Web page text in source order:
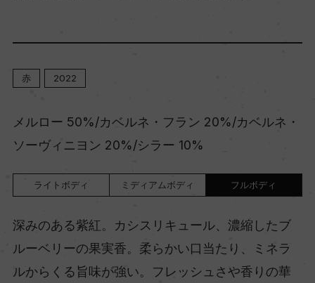
赤 2022
メルロー 50%/カベルネ・フラン 20%/カベルネ・
ソーヴィニヨン 20%/シラー 10%
ライトボディ ミディアムボディ フルボディ
深みのある紫紅。カシスリキュール、濃縮したブ
ルーベリーの果実香。柔らかい口当たり、ミネラ
ルからくる旨味が強い。フレッシュさや香りの華